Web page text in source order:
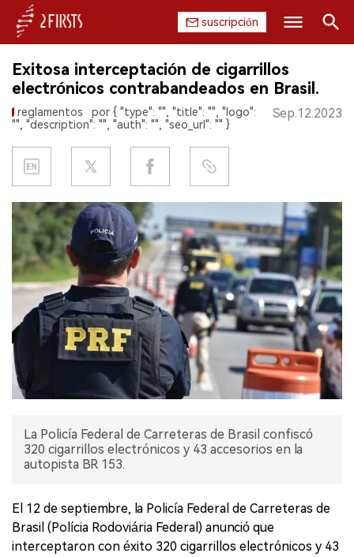
suscripción
INICIO
EMPRESA
PRODUCTO
CHINA
DATOS
EXPOSICIÓN
ENTREVISTA
Exitosa interceptación de cigarrillos
electrónicos contrabandeados en Brasil.
reglamentos
por { "type": "", "title": "", "logo":
"", "description": "", "auth": "", "seo_url": "" }
Sep.12.2023
La Policía Federal de Carreteras de Brasil confiscó
320 cigarrillos electrónicos y 43 accesorios en la
autopista BR 153.
El 12 de septiembre, la Policía Federal de Carreteras de
Brasil (Polícia Rodoviária Federal) anunció que
interceptaron con éxito 320 cigarrillos electrónicos y 43